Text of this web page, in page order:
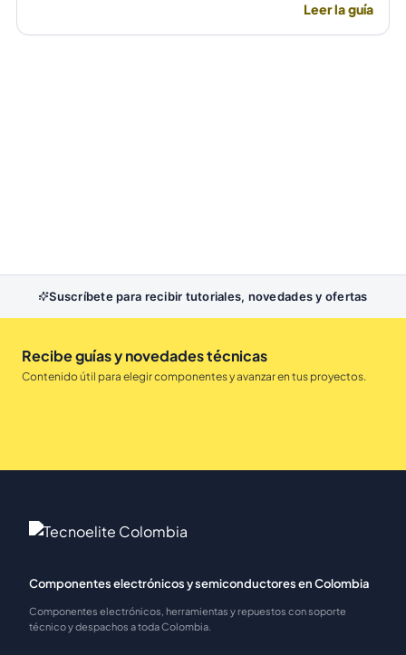
Leer la guía
Suscríbete para recibir tutoriales, novedades y ofertas
Recibe guías y novedades técnicas
Contenido útil para elegir componentes y avanzar en tus proyectos.
Componentes electrónicos y semiconductores en Colombia
Componentes electrónicos, herramientas y repuestos con soporte
técnico y despachos a toda Colombia.